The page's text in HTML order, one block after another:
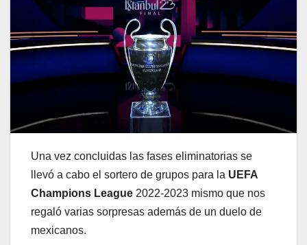
Una vez concluidas las fases eliminatorias se
llevó a cabo el sortero de grupos para la UEFA
Champions League 2022-2023 mismo que nos
regaló varias sorpresas además de un duelo de
mexicanos.